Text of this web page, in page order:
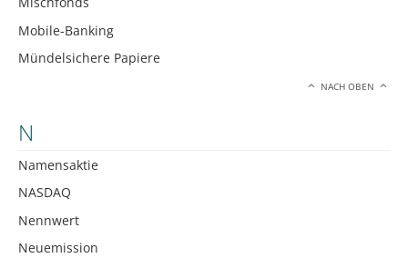
Mobile-Banking
Mündelsichere Papiere
NACH OBEN
N
Namensaktie
NASDAQ
Nennwert
Neuemission